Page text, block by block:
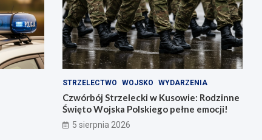
STRZELECTWO WOJSKO WYDARZENIA
Czwórbój Strzelecki w Kusowie: Rodzinne
Święto Wojska Polskiego pełne emocji!
5 sierpnia 2026